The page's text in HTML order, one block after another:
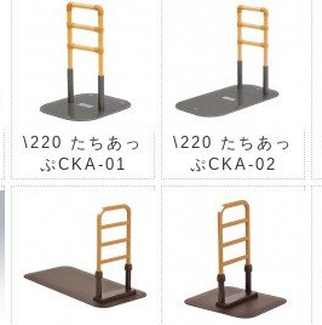
\220 たちあっ
ぷCKA-01
\220 たちあっ
ぷCKA-02